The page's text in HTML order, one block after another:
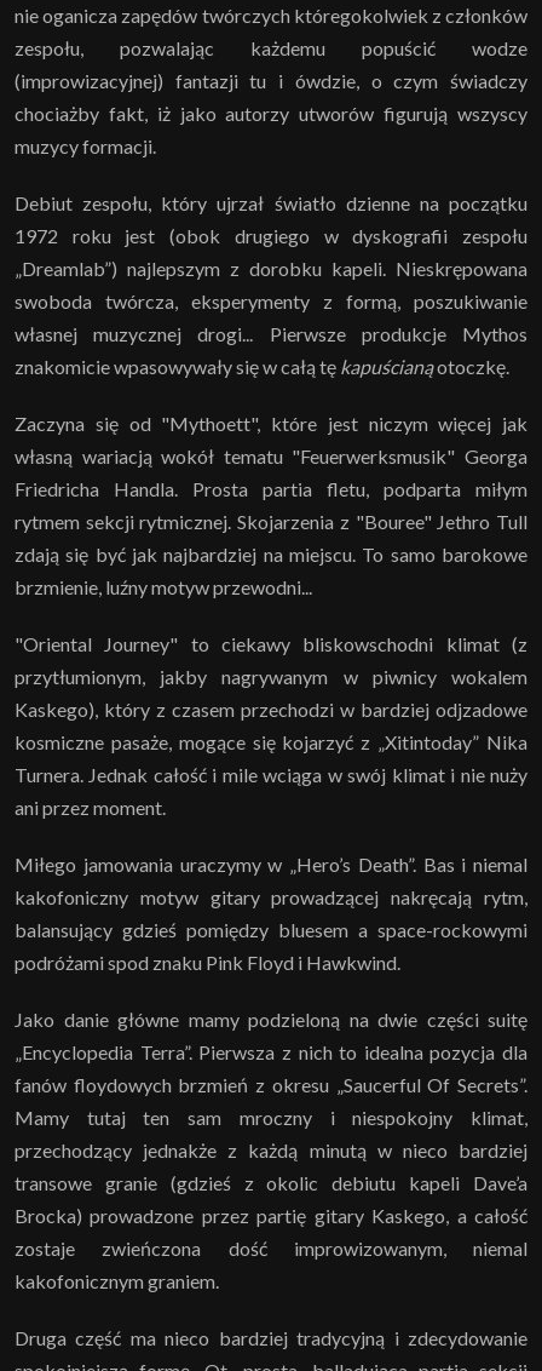
nie oganicza zapędów twórczych któregokolwiek z członków
zespołu, pozwalając każdemu popuścić wodze
(improwizacyjnej) fantazji tu i ówdzie, o czym świadczy
chociażby fakt, iż jako autorzy utworów figurują wszyscy
muzycy formacji.
Debiut zespołu, który ujrzał światło dzienne na początku
1972 roku jest (obok drugiego w dyskografii zespołu
„Dreamlab”) najlepszym z dorobku kapeli. Nieskrępowana
swoboda twórcza, eksperymenty z formą, poszukiwanie
własnej muzycznej drogi... Pierwsze produkcje Mythos
znakomicie wpasowywały się w całą tę kapuścianąotoczkę.
Zaczyna się od "Mythoett", które jest niczym więcej jak
własną wariacją wokół tematu "Feuerwerksmusik" Georga
Friedricha Handla. Prosta partia fletu, podparta miłym
rytmem sekcji rytmicznej. Skojarzenia z "Bouree" Jethro Tull
zdają się być jak najbardziej na miejscu. To samo barokowe
brzmienie, luźny motyw przewodni...
"Oriental Journey" to ciekawy bliskowschodni klimat (z
przytłumionym, jakby nagrywanym w piwnicy wokalem
Kaskego), który z czasem przechodzi w bardziej odjzadowe
kosmiczne pasaże, mogące się kojarzyć z „Xitintoday” Nika
Turnera. Jednak całość i mile wciąga w swój klimat i nie nuży
ani przez moment.
Miłego jamowania uraczymy w „Hero’s Death”. Bas i niemal
kakofoniczny motyw gitary prowadzącej nakręcają rytm,
balansujący gdzieś pomiędzy bluesem a space-rockowymi
podróżami spod znaku Pink Floyd i Hawkwind.
Jako danie główne mamy podzieloną na dwie części suitę
„Encyclopedia Terra”. Pierwsza z nich to idealna pozycja dla
fanów floydowych brzmień z okresu „Saucerful Of Secrets”.
Mamy tutaj ten sam mroczny i niespokojny klimat,
przechodzący jednakże z każdą minutą w nieco bardziej
transowe granie (gdzieś z okolic debiutu kapeli Dave’a
Brocka) prowadzone przez partię gitary Kaskego, a całość
zostaje zwieńczona dość improwizowanym, niemal
kakofonicznym graniem.
Druga część ma nieco bardziej tradycyjną i zdecydowanie